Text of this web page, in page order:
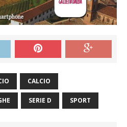
CALCIO
SERIE D SPORT